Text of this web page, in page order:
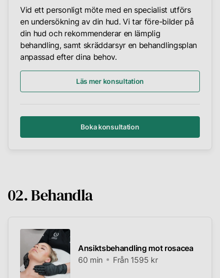
Vid ett personligt möte med en specialist utförs
en undersökning av din hud. Vi tar före-bilder på
din hud och rekommenderar en lämplig
behandling, samt skräddarsyr en behandlingsplan
anpassad efter dina behov.
Läs mer konsultation
Boka konsultation
02. Behandla
Ansiktsbehandling mot rosacea
60 min
Från 1595 kr